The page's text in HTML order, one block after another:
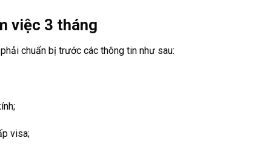
việc 3 tháng
chuẩn bị trước các thông tin như sau:
visa;